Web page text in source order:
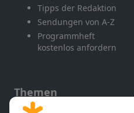
Tipps der Redaktion
Sendungen von A-Z
Programmheft
kostenlos anfordern
Themen